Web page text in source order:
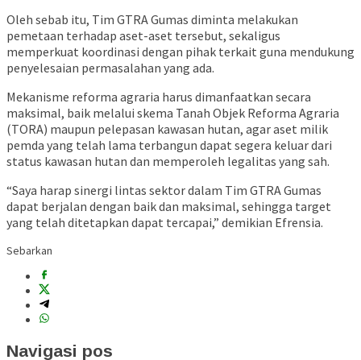
Oleh sebab itu, Tim GTRA Gumas diminta melakukan
pemetaan terhadap aset-aset tersebut, sekaligus
memperkuat koordinasi dengan pihak terkait guna mendukung
penyelesaian permasalahan yang ada.
Mekanisme reforma agraria harus dimanfaatkan secara
maksimal, baik melalui skema Tanah Objek Reforma Agraria
(TORA) maupun pelepasan kawasan hutan, agar aset milik
pemda yang telah lama terbangun dapat segera keluar dari
status kawasan hutan dan memperoleh legalitas yang sah.
“Saya harap sinergi lintas sektor dalam Tim GTRA Gumas
dapat berjalan dengan baik dan maksimal, sehingga target
yang telah ditetapkan dapat tercapai,” demikian Efrensia.
Sebarkan
Navigasi pos